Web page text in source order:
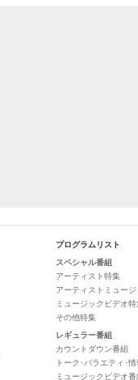
プログラムリスト
スペシャル番組
アーティスト特集
アーティストミュー
ミュージックビデオ特
その他特集
レギュラー番組
カウントダウン番組
トーク･バラエティ･
ミュージックビデオ番